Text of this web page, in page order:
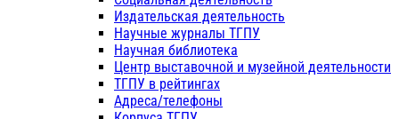
Издательская деятельность
Научные журналы ТГПУ
Научная библиотека
Центр выставочной и музейной деятельности
ТГПУ в рейтингах
Адреса/телефоны